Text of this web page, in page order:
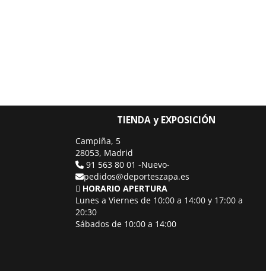
TIENDA y EXPOSICIÓN
Campiña, 5
28053, Madrid
91 563 80 01 -Nuevo-
pedidos@deporteszapa.es
HORARIO APERTURA
Lunes a Viernes de 10:00 a 14:00 y 17:00 a
20:30
Sábados de 10:00 a 14:00